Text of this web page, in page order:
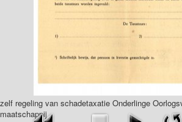
zelf regeling van schadetaxatie Onderlinge
maatschappij